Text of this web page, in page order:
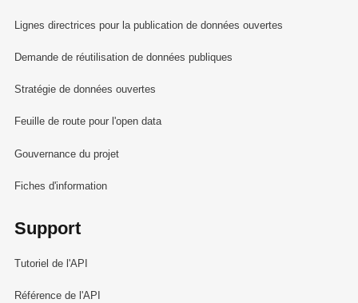
Lignes directrices pour la publication de données ouvertes
Demande de réutilisation de données publiques
Stratégie de données ouvertes
Feuille de route pour l'open data
Gouvernance du projet
Fiches d'information
Support
Tutoriel de l'API
Référence de l'API